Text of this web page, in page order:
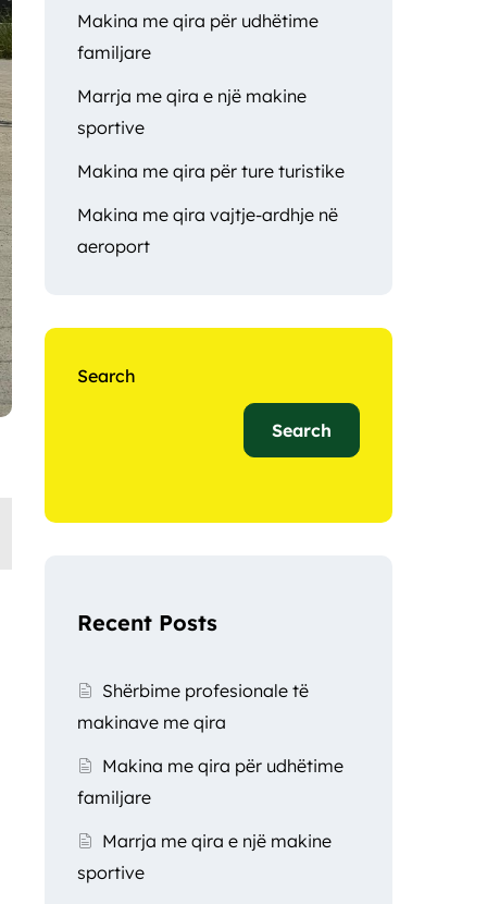
Makina me qira për udhëtime
familjare
Marrja me qira e një makine
sportive
Makina me qira për ture turistike
Makina me qira vajtje-ardhje në
aeroport
Search
Search
Recent Posts
Shërbime profesionale të
makinave me qira
Makina me qira për udhëtime
familjare
Marrja me qira e një makine
sportive